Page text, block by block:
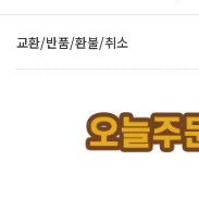
교환/반품/환불/취소